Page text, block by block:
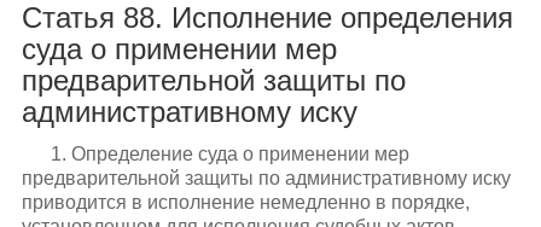
Статья 88. Исполнение определения
суда о применении мер
предварительной защиты по
административному иску
1. Определение суда о применении мер
предварительной защиты по административному иску
приводится в исполнение немедленно в порядке,